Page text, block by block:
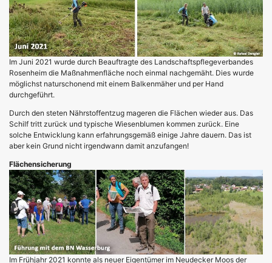
Im Juni 2021 wurde durch Beauftragte des Landschaftspflegeverbandes
Rosenheim die Maßnahmenfläche noch einmal nachgemäht. Dies wurde
möglichst naturschonend mit einem Balkenmäher und per Hand
durchgeführt.
Durch den steten Nährstoffentzug mageren die Flächen wieder aus. Das
Schilf tritt zurück und typische Wiesenblumen kommen zurück. Eine
solche Entwicklung kann erfahrungsgemäß einige Jahre dauern. Das ist
aber kein Grund nicht irgendwann damit anzufangen!
Flächensicherung
Im Frühjahr 2021 konnte als neuer Eigentümer im Neudecker Moos der